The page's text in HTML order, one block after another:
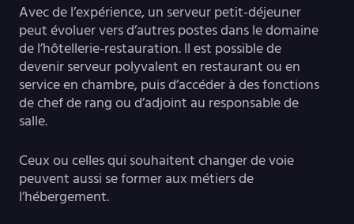
Avec de l’expérience, un serveur petit-déjeuner
peut évoluer vers d’autres postes dans le domaine
de l’hôtellerie-restauration. Il est possible de
devenir serveur polyvalent en restaurant ou en
service en chambre, puis d’accéder à des fonctions
de chef de rang ou d’adjoint au responsable de
salle.
Ceux ou celles qui souhaitent changer de voie
peuvent aussi se former aux métiers de
l’hébergement.